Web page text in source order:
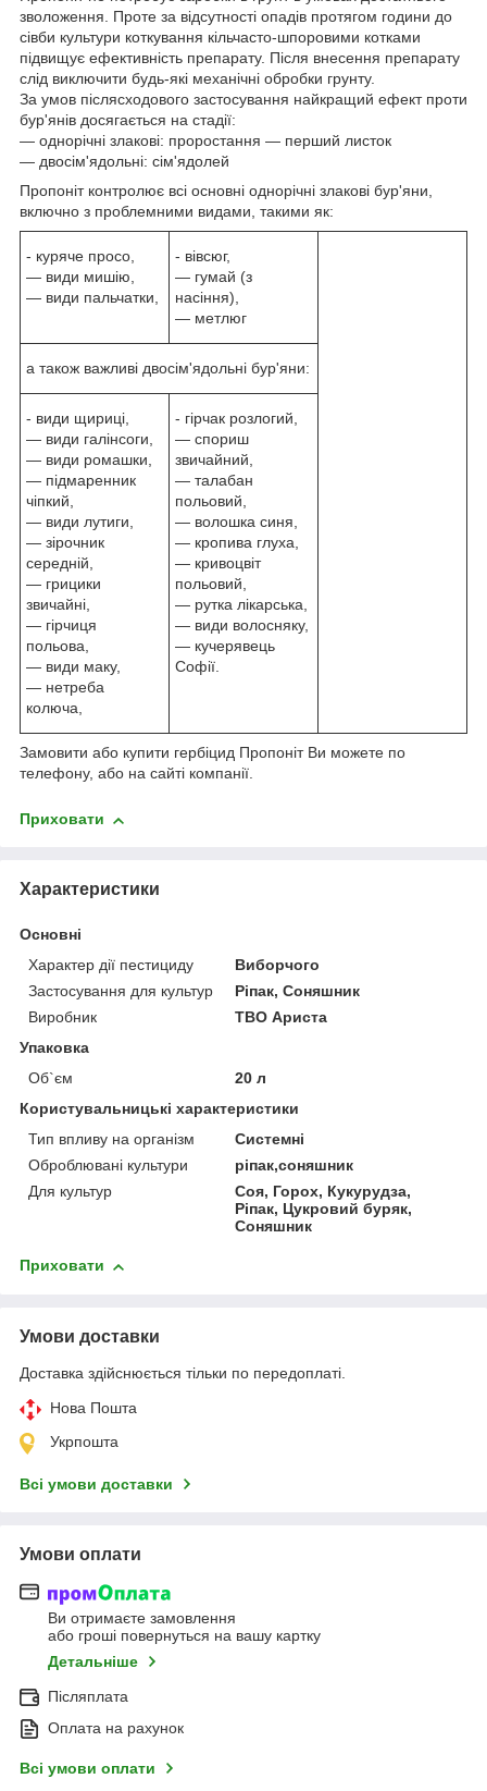
зволоження. Проте за відсутності опадів протягом години до
сівби культури коткування кільчасто-шпоровими котками
підвищує ефективність препарату. Після внесення препарату
слід виключити будь-які механічні обробки грунту.
За умов післясходового застосування найкращий ефект проти
бур'янів досягається на стадії:
― однорічні злакові: проростання ― перший листок
― двосім'ядольні: сім'ядолей
Пропоніт контролює всі основні однорічні злакові бур'яни,
включно з проблемними видами, такими як:
- куряче просо,
― види мишію,
― види пальчатки,
- вівсюг,
― гумай (з
насіння),
― метлюг
а також важливі двосім'ядольні бур'яни:
- види щириці,
― види галінсоги,
― види ромашки,
― підмаренник
чіпкий,
― види лутиги,
― зірочник
середній,
― грицики
звичайні,
― гірчиця
польова,
― види маку,
― нетреба
колюча,
- гірчак розлогий,
― спориш
звичайний,
― талабан
польовий,
― волошка синя,
― кропива глуха,
― кривоцвіт
польовий,
― рутка лікарська,
― види волосняку,
― кучерявець
Софії.
Замовити або купити гербіцид Пропоніт Ви можете по
телефону, або на сайті компанії.
Приховати
Характеристики
Основні
Характер дії пестициду
Виборчого
Застосування для культур
Ріпак, Соняшник
Виробник
ТВО Ариста
Упаковка
Об`єм
20 л
Користувальницькі характеристики
Тип впливу на організм
Системні
Оброблювані культури
ріпак,соняшник
Для культур
Соя, Горох, Кукурудза,
Ріпак, Цукровий буряк,
Соняшник
Приховати
Умови доставки
Доставка здійснюється тільки по передоплаті.
Нова Пошта
Укрпошта
Всі умови доставки
Умови оплати
Ви отримаєте замовлення
або гроші повернуться на вашу картку
Детальніше
Післяплата
Оплата на рахунок
Всі умови оплати